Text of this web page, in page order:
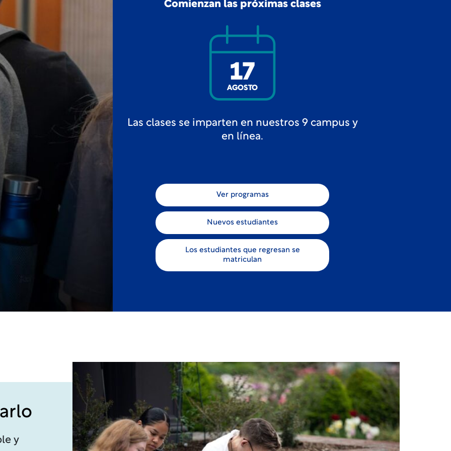
Comienzan las próximas clases
17
AGOSTO
Las clases se imparten en nuestros 9 campus y
en línea.
Ver programas
Nuevos estudiantes
Los estudiantes que regresan se
matriculan
y